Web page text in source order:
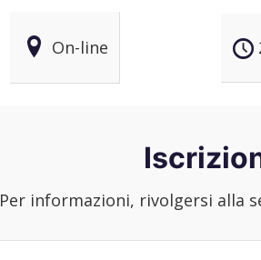
On-line
Per informazioni, rivolgersi alla